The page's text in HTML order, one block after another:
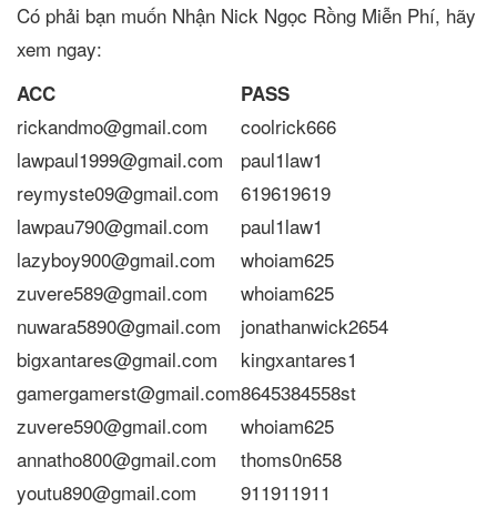
Có phải bạn muốn Nhận Nick Ngọc Rồng Miễn Phí, hãy
xem ngay:
ACC PASS
rickandmo@gmail.com
coolrick666
lawpaul1999@gmail.com
paul1law1
reymyste09@gmail.com
619619619
lawpau790@gmail.com
paul1law1
lazyboy900@gmail.com
whoiam625
zuvere589@gmail.com
whoiam625
nuwara5890@gmail.com
jonathanwick2654
bigxantares@gmail.com
kingxantares1
gamergamerst@gmail.com8645384558st
zuvere590@gmail.com
whoiam625
annatho800@gmail.com
thoms0n658
youtu890@gmail.com
911911911